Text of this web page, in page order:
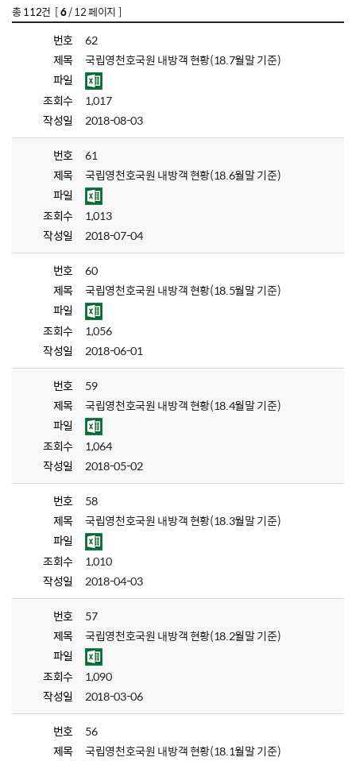
총112건 [6/ 12 페이지 ]
번호
62
제목
국립영천호국원 내방객 현황(18.7월말 기준)
파일
조회수
1,017
작성일
2018-08-03
번호
61
제목
국립영천호국원 내방객 현황(18.6월말 기준)
파일
조회수
1,013
작성일
2018-07-04
번호
60
제목
국립영천호국원 내방객 현황(18.5월말 기준)
파일
조회수
1,056
작성일
2018-06-01
번호
59
제목
국립영천호국원 내방객 현황(18.4월말 기준)
파일
조회수
1,064
작성일
2018-05-02
번호
58
제목
국립영천호국원 내방객 현황(18.3월말 기준)
파일
조회수
1,010
작성일
2018-04-03
번호
57
제목
국립영천호국원 내방객 현황(18.2월말 기준)
파일
조회수
1,090
작성일
2018-03-06
번호
56
제목
국립영천호국원 내방객 현황(18.1월말 기준)